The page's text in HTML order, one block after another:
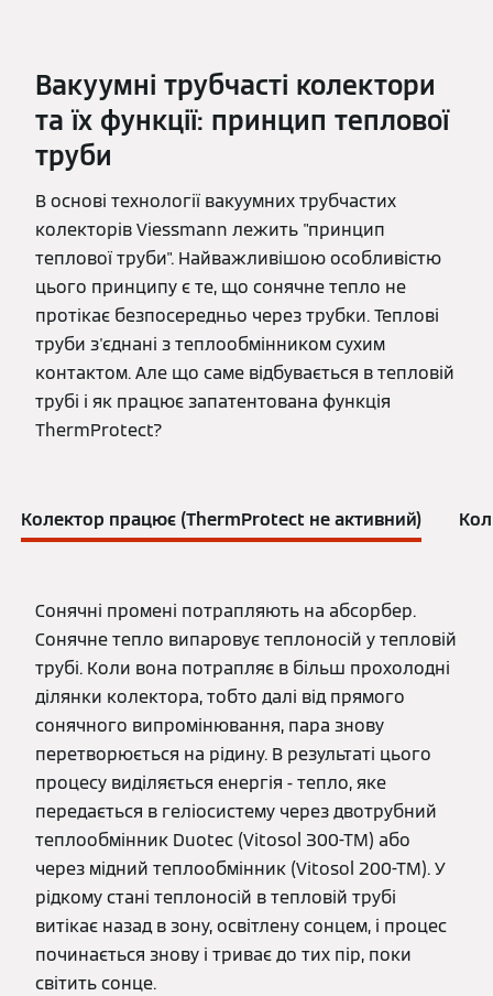
Вакуумні трубчасті колектори
та їх функції: принцип теплової
труби
В основі технології вакуумних трубчастих
колекторів Viessmann лежить "принцип
теплової труби". Найважливішою особливістю
цього принципу є те, що сонячне тепло не
протікає безпосередньо через трубки. Теплові
труби з'єднані з теплообмінником сухим
контактом. Але що саме відбувається в тепловій
трубі і як працює запатентована функція
ThermProtect?
Колектор працює (ThermProtect не активний)
Сонячні промені потрапляють на абсорбер.
Сонячне тепло випаровує теплоносій у тепловій
трубі. Коли вона потрапляє в більш прохолодні
ділянки колектора, тобто далі від прямого
сонячного випромінювання, пара знову
перетворюється на рідину. В результаті цього
процесу виділяється енергія - тепло, яке
передається в геліосистему через двотрубний
теплообмінник Duotec (Vitosol 300-TM) або
через мідний теплообмінник (Vitosol 200-TM). У
рідкому стані теплоносій в тепловій трубі
витікає назад в зону, освітлену сонцем, і процес
починається знову і триває до тих пір, поки
світить сонце.